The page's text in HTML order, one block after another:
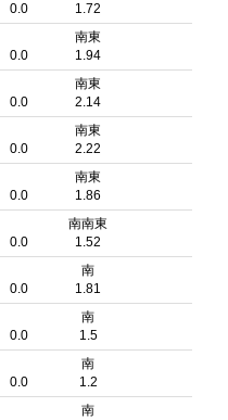
0.0
1.72
0.0
南東
1.94
0.0
南東
2.14
0.0
南東
2.22
0.0
南東
1.86
0.0
南南東
1.52
0.0
南
1.81
0.0
南
1.5
0.0
南
1.2
南